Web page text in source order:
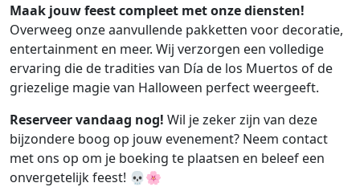
Maak jouw feest compleet met onze diensten!
Overweeg onze aanvullende pakketten voor decoratie,
entertainment en meer. Wij verzorgen een volledige
ervaring die de tradities van Día de los Muertos of de
griezelige magie van Halloween perfect weergeeft.
Reserveer vandaag nog! Wil je zeker zijn van deze
bijzondere boog op jouw evenement? Neem contact
met ons op om je boeking te plaatsen en beleef een
onvergetelijk feest! 💀🌸